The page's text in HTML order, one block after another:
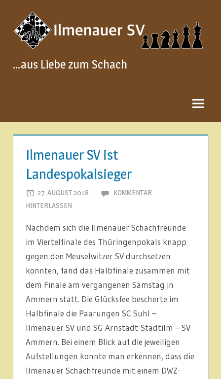
Inhalt
springen
…aus Liebe zum Schach
Ilmenauer SV ist
Landespokalsieger
27. AUGUST 2018 ILMENAUER SCHACHVEREIN
KOMMENTAR
HINTERLASSEN
Nachdem sich die Ilmenauer Schachfreunde
im Viertelfinale des Thüringenpokals knapp
gegen den Meuselwitzer SV durchsetzen
konnten, fand das Halbfinale zusammen mit
dem Finale am vergangenen Samstag in
Ammern statt. Die Glücksfee bescherte im
Halbfinale die Paarungen SC Suhl –
Ilmenauer SV und SG Arnstadt-Stadtilm – SV
Ammern. Bei einem Blick auf die jeweiligen
Aufstellungen konnte man erkennen, dass die
Ilmenauer Schachfreunde mit einem DWZ-